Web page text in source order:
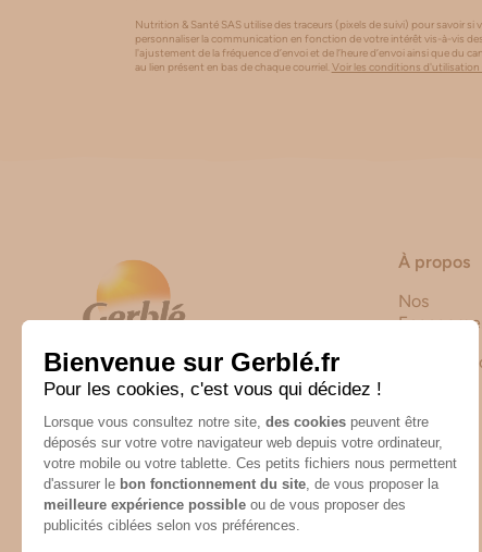
Nutrition & Santé SAS utilise des traceurs (pixels de suivi) pour savoir si
personnaliser la communication en fonction de votre intérêt vis-à-vis
l'ajustement de la fréquence d’envoi et de l’heure d’envoi ainsi que
au lien présent en bas de chaque courriel.Voir les conditions d'utilisation
Nutrition & Santé
Route de Castelnaudary
CONTACTEZ-NOUS
À propos
Nos
Notre